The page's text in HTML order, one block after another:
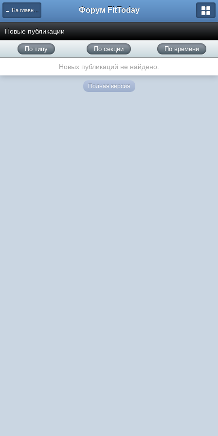
← На главную Форум FitToday
Новые публикации
По типу По секции По времени
Новых публикаций не найдено.
Полная версия